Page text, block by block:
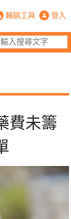
百萬藥費未籌到
輔銷工具 登入
活動專區
費未籌